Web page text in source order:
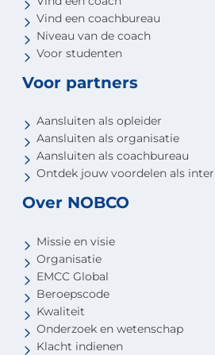
Vind een coachbureau
Niveau van de coach
Voor studenten
Voor partners
Aansluiten als opleider
Aansluiten als organisatie
Aansluiten als coachbureau
Ontdek jouw voordelen als
Over NOBCO
Missie en visie
Organisatie
EMCC Global
Beroepscode
Kwaliteit
Onderzoek en wetenschap
Klacht indienen